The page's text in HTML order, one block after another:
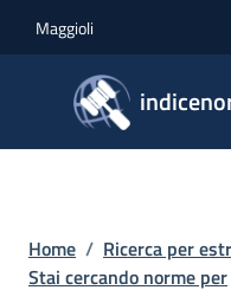
Maggioli
Briciole di
Home / Ricerca per
Stai cercando norme per